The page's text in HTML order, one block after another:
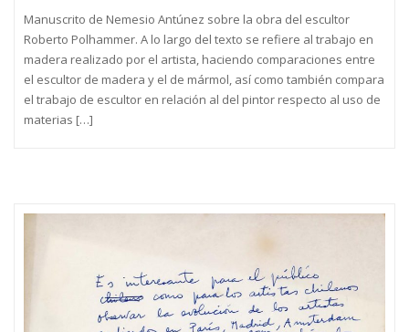
Manuscrito de Nemesio Antúnez sobre la obra del escultor
Roberto Polhammer. A lo largo del texto se refiere al trabajo en
madera realizado por el artista, haciendo comparaciones entre
el escultor de madera y el de mármol, así como también compara
el trabajo de escultor en relación al del pintor respecto al uso de
materias […]